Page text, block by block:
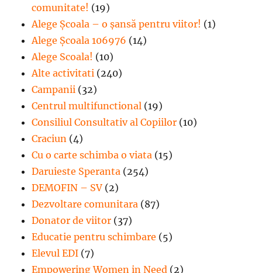
comunitate! (19)
Alege Şcoala – o şansă pentru viitor! (1)
Alege Școala 106976 (14)
Alege Scoala! (10)
Alte activitati (240)
Campanii (32)
Centrul multifunctional (19)
Consiliul Consultativ al Copiilor (10)
Craciun (4)
Cu o carte schimba o viata (15)
Daruieste Speranta (254)
DEMOFIN – SV (2)
Dezvoltare comunitara (87)
Donator de viitor (37)
Educatie pentru schimbare (5)
Elevul EDI (7)
Empowering Women in Need (2)